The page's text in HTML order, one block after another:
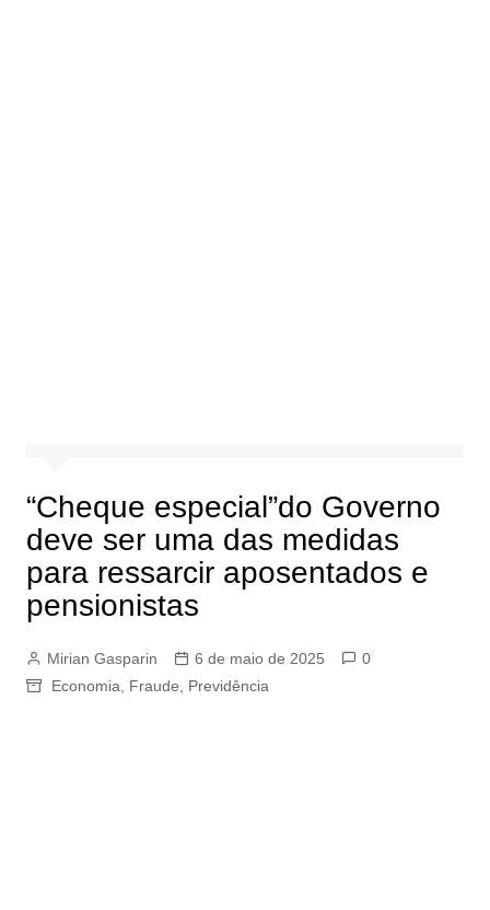
“Cheque especial”do Governo
deve ser uma das medidas
para ressarcir aposentados e
pensionistas
Mirian Gasparin 6 de maio de 2025
0
Economia
Fraude Previdência